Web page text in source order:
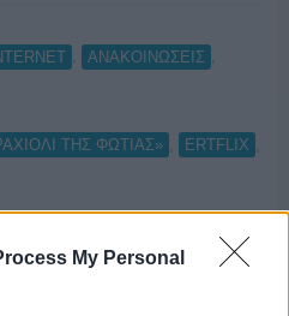
My Personal
ΑΝΑΚΟΙΝΩΣΕΙΣ
ΤΗΣ ΦΩΤΙΑΣ» ERTFLIX